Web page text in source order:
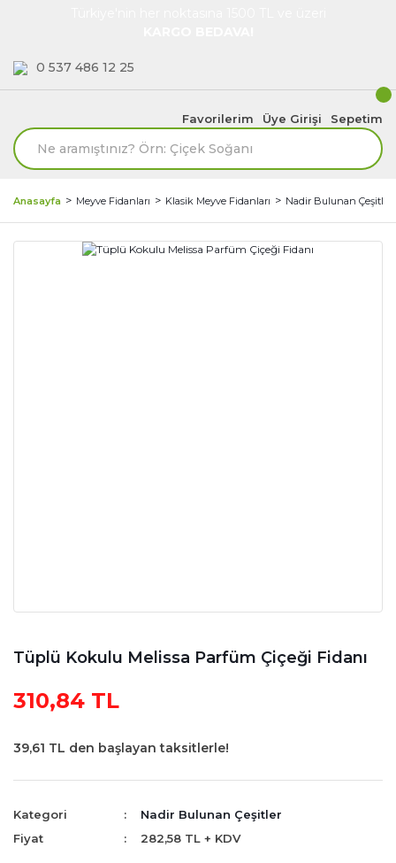
0 537 486 12 25
Favorilerim Üye Girişi Sepetim
Anasayfa Meyve Fidanları Klasik Meyve Fidanları Nadir Bulunan Çeşitler
Tüplü Kokulu Melissa Parfüm Çiçeği Fidanı
310,84 TL
39,61 TL den başlayan taksitlerle!
Kategori
Nadir Bulunan Çeşitler
Fiyat
282,58 TL + KDV